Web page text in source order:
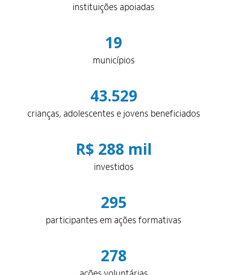
instituições apoiadas
19
municípios
43.529
crianças, adolescentes e jovens beneficiados
R$ 288 mil
investidos
295
participantes em ações formativas
278